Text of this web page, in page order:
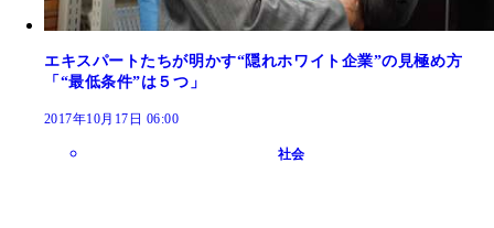
エキスパートたちが明かす“隠れホワイト企業”の見極め方
「“最低条件”は５つ」
2017年10月17日 06:00
社会